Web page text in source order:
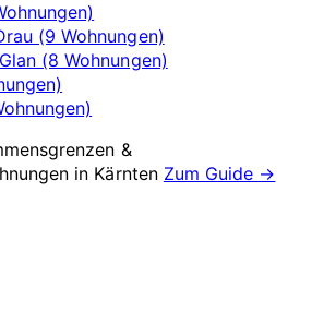
(9 Wohnungen)
(8 Wohnungen)
&
in Kärnten Zum Guide →